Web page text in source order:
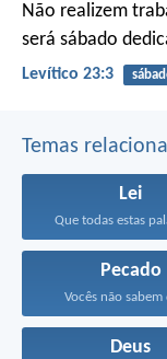
Não realizem
será sábado
Levítico 23:3
Temas
Lei
Que todas estas
Pecado
Vocês não sabem
Deus